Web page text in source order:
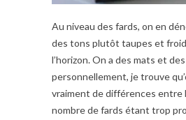
Au niveau des fards, on en
des tons plutôt taupes et
l’horizon. On a des mats et
personnellement, je trouve
vraiment de différences entre
nombre de fards étant trop